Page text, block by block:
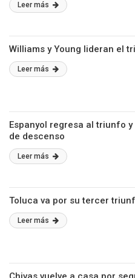
Leer más
Williams y Young lideran el
Leer más
Espanyol regresa al triunfo
de descenso
Leer más
Toluca va por su tercer
Leer más